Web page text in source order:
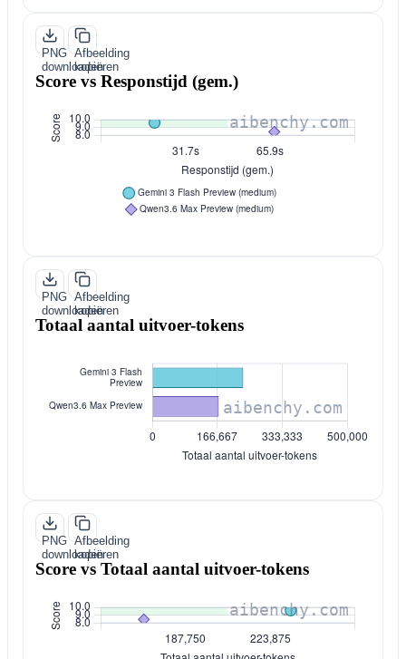
PNG
downloaden
Afbeelding
kopiëren
Score vs Responstijd (gem.)
PNG
downloaden
Afbeelding
kopiëren
Totaal aantal uitvoer-tokens
PNG
downloaden
Afbeelding
kopiëren
Score vs Totaal aantal uitvoer-tokens